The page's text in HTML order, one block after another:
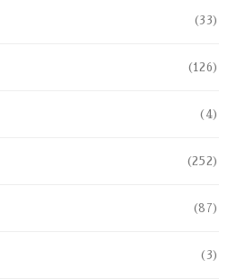
(33)
(126)
(4)
(252)
(87)
(3)